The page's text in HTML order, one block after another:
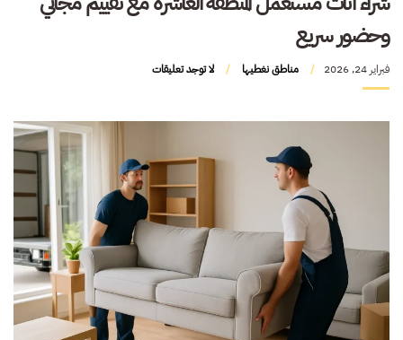
وحضور سريع
فبراير 24, 2026 مناطق نغطيها لا توجد تعليقات